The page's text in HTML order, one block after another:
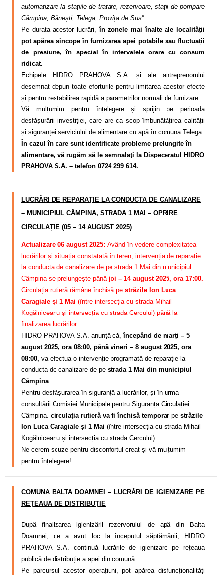
automatizare la stațiile de tratare, rezervoare, stații de pompare
Câmpina, Bănești, Telega, Provița de Sus”.
Pe durata acestor lucrări,în zonele mai înalte ale localității
pot apărea sincope în furnizarea apei potabile sau fluctuații
de presiune, în special în intervalele orare cu consum
ridicat.
Echipele HIDRO PRAHOVA S.A. și ale antreprenorului
desemnat depun toate eforturile pentru limitarea acestor efecte
și pentru restabilirea rapidă a parametrilor normali de furnizare.
Vă mulțumim pentru înțelegere și sprijin pe perioada
desfășurării investiției, care are ca scop îmbunătățirea calității
și siguranței serviciului de alimentare cu apă în comuna Telega.
În cazul în care sunt identificate probleme prelungite în
alimentare, vă rugăm să le semnalați la Dispeceratul HIDRO
PRAHOVA S.A. – telefon 0724 299 614.
LUCRĂRI DE REPARAȚIE LA CONDUCTA DE CANALIZARE
– MUNICIPIUL CÂMPINA, STRADA 1 MAI – OPRIRE
CIRCULAȚIE (05 – 14 AUGUST 2025)
Actualizare 06 august 2025: Având în vedere complexitatea
lucrărilor și situația constatată în teren, intervenția de reparație
la conducta de canalizare de pe strada 1 Mai din municipiul
Câmpina se prelungește până joi – 14 august 2025, ora 17:00.
Circulația rutieră rămâne închisă pe străzile Ion Luca
Caragiale și 1 Mai (între intersecția cu strada Mihail
Kogălniceanu și intersecția cu strada Cercului) până la
finalizarea lucrărilor.
HIDRO PRAHOVA S.A. anunță că,începând de marți – 5
august 2025, ora 08:00, până vineri – 8 august 2025, ora
08:00, va efectua o intervenție programată de reparație la
conducta de canalizare de pe strada 1 Mai din municipiul
Câmpina
Pentru desfășurarea în siguranță a lucrărilor, și în urma
consultării Comisiei Municipale pentru Siguranța Circulației
Câmpina, circulația rutieră va fi închisă temporar pe străzile
Ion Luca Caragiale și 1 Mai (între intersecția cu strada Mihail
Kogălniceanu și intersecția cu strada Cercului).
Ne cerem scuze pentru disconfortul creat și vă mulțumim
pentru înțelegere!
COMUNA BALTA DOAMNEI – LUCRĂRI DE IGIENIZARE PE
REȚEAUA DE DISTRIBUȚIE
După finalizarea igienizării rezervorului de apă din Balta
Doamnei, ce a avut loc la începutul săptămânii, HIDRO
PRAHOVA S.A. continuă lucrările de igienizare pe rețeaua
publică de distribuție a apei din comună.
Pe parcursul acestor operațiuni, pot apărea disfuncționalități